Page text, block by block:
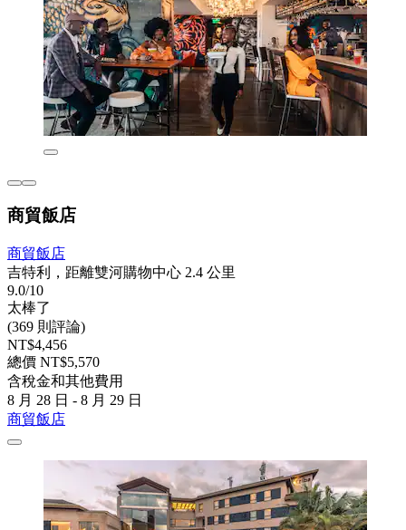
商貿飯店
商貿飯店
吉特利，距離雙河購物中心 2.4 公里
9.0/10
太棒了
(369 則評論)
NT$4,456
總價 NT$5,570
含稅金和其他費用
8 月 28 日 - 8 月 29 日
商貿飯店